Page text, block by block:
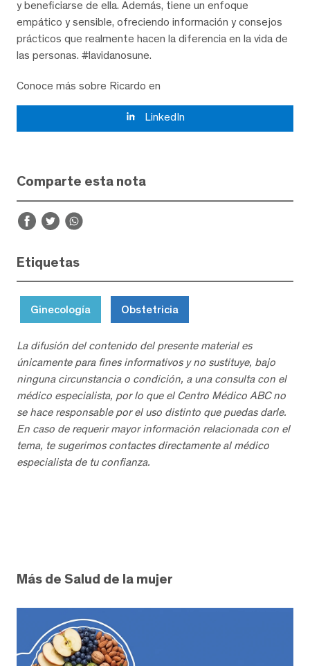
y beneficiarse de ella. Además, tiene un enfoque
empático y sensible, ofreciendo información y consejos
prácticos que realmente hacen la diferencia en la vida de
las personas. #lavidanosune.
Conoce más sobre Ricardo en
LinkedIn
Comparte esta nota
Etiquetas
Ginecología Obstetricia
La difusión del contenido del presente material es
únicamente para fines informativos y no sustituye, bajo
ninguna circunstancia o condición, a una consulta con el
médico especialista, por lo que el Centro Médico ABC no
se hace responsable por el uso distinto que puedas darle.
En caso de requerir mayor información relacionada con el
tema, te sugerimos contactes directamente al médico
especialista de tu confianza.
Más de Salud de la mujer